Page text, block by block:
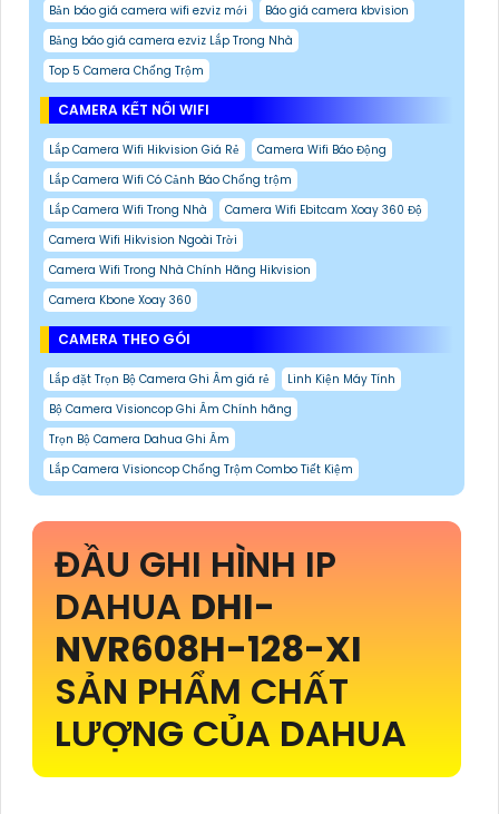
Bản báo giá camera wifi ezviz mới
Báo giá camera kbvision
Bảng báo giá camera ezviz Lắp Trong Nhà
Top 5 Camera Chống Trộm
CAMERA KẾT NỐI WIFI
Lắp Camera Wifi Hikvision Giá Rẻ
Camera Wifi Báo Động
Lắp Camera Wifi Có Cảnh Báo Chống trộm
Lắp Camera Wifi Trong Nhà
Camera Wifi Ebitcam Xoay 360 Độ
Camera Wifi Hikvision Ngoài Trời
Camera Wifi Trong Nhà Chính Hãng Hikvision
Camera Kbone Xoay 360
CAMERA THEO GÓI
Lắp đặt Trọn Bộ Camera Ghi Âm giá rẻ
Linh Kiện Máy Tính
Bộ Camera Visioncop Ghi Âm Chính hãng
Trọn Bộ Camera Dahua Ghi Âm
Lắp Camera Visioncop Chống Trộm Combo Tiết Kiệm
ĐẦU GHI HÌNH IP
DAHUA DHI-
NVR608H-128-XI
SẢN PHẨM CHẤT
LƯỢNG CỦA DAHUA